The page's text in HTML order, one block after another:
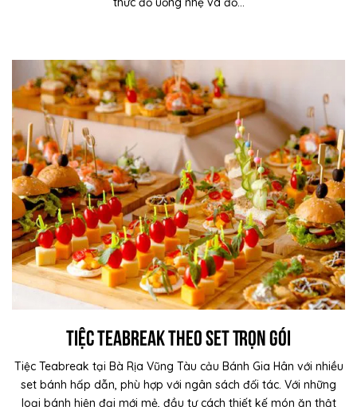
Tiệc Teabreak Theo Set Trọn Gói
Tiệc Teabreak tại Bà Rịa Vũng Tàu cảu Bánh Gia Hân với nhiều
set bánh hấp dẫn, phù hợp với ngân sách đối tác. Với những
loại bánh hiện đại mới mẻ, đầu tư cách thiết kế món ăn thật